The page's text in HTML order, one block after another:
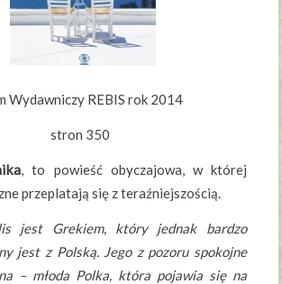
Wydawniczy REBIS rok 2014
stron 350
, to powieść obyczajowa, w której
przeplatają się z teraźniejszością.
jest Grekiem, który jednak bardzo
jest z Polską. Jego z pozoru spokojne
– młoda Polka, która pojawia się na